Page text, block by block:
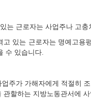
는 근로자는 사업주나 고
있는 근로자는 명예고용
수 있습니다.
주가 가해자에게 적절히
관할하는 지방노동관서에